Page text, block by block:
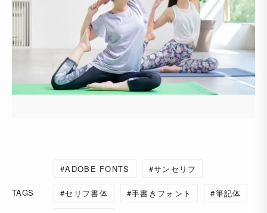
TAGS
ADOBE FONTS サンセリフ
セリフ書体 手書きフォント 筆記体